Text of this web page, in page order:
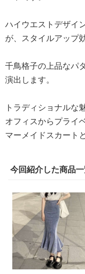
ハイウエストデザイ
が、スタイルアップ
千鳥格子の上品なパ
演出します。
トラディショナルな
オフィスからプライ
マーメイドスカート
今回紹介した商品